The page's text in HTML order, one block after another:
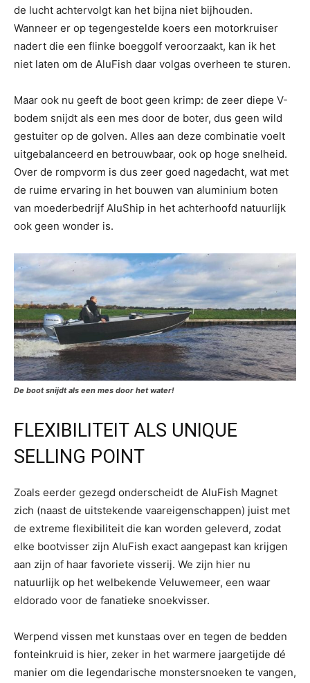
de lucht achtervolgt kan het bijna niet bijhouden.
Wanneer er op tegengestelde koers een motorkruiser
nadert die een flinke boeggolf veroorzaakt, kan ik het
niet laten om de AluFish daar volgas overheen te sturen.
Maar ook nu geeft de boot geen krimp: de zeer diepe V-
bodem snijdt als een mes door de boter, dus geen wild
gestuiter op de golven. Alles aan deze combinatie voelt
uitgebalanceerd en betrouwbaar, ook op hoge snelheid.
Over de rompvorm is dus zeer goed nagedacht, wat met
de ruime ervaring in het bouwen van aluminium boten
van moederbedrijf AluShip in het achterhoofd natuurlijk
ook geen wonder is.
De boot snijdt als een mes door het water!
FLEXIBILITEIT ALS UNIQUE
SELLING POINT
Zoals eerder gezegd onderscheidt de AluFish Magnet
zich (naast de uitstekende vaareigenschappen) juist met
de extreme flexibiliteit die kan worden geleverd, zodat
elke bootvisser zijn AluFish exact aangepast kan krijgen
aan zijn of haar favoriete visserij. We zijn hier nu
natuurlijk op het welbekende Veluwemeer, een waar
eldorado voor de fanatieke snoekvisser.
Werpend vissen met kunstaas over en tegen de bedden
fonteinkruid is hier, zeker in het warmere jaargetijde dé
manier om die legendarische monstersnoeken te vangen,